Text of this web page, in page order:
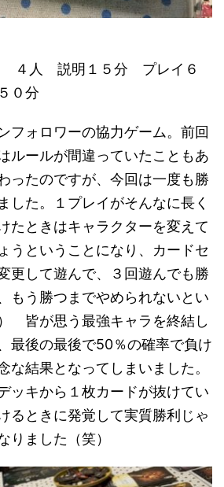
４人 説明１５分 プレイ６
０分
フォロワーの協力ゲーム。前回
ルールが間違っていたこともあ
ったのですが、今回は一度も勝
した。１プレイがそんなに長く
たときはキャラクターを変えて
うということになり、カードセ
更して遊んで、３回遊んでも勝
もう勝つまでやめられないとい
皆が思う最強キャラを終結し
最後の最後で50％の確率で負け
な結果となってしまいました。
ッキから１枚カードが抜けてい
るときに発覚して実質勝利じゃ
りました（笑）